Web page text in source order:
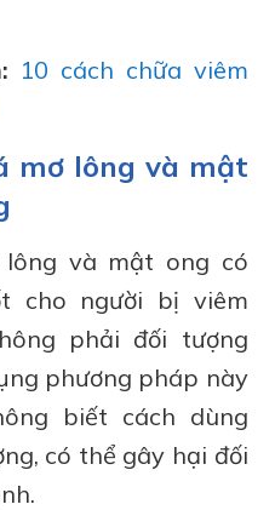
10 cách chữa viêm
mơ lông và mật
và mật ong có
cho người bị viêm
phải đối tượng
phương pháp này
biết cách dùng
có thể gây hại đối